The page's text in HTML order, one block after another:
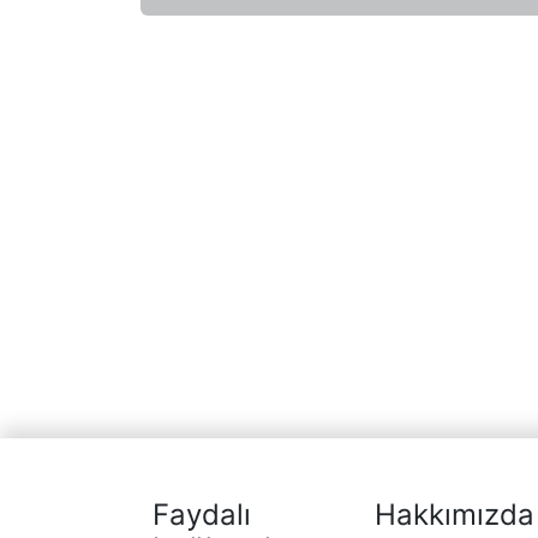
Faydalı
Hakkımızda